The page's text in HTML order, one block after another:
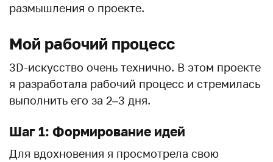
размышления о проекте.
Мой рабочий процесс
3D-искусство очень технично. В этом проекте
я разработала рабочий процесс и стремилась
выполнить его за 2–3 дня.
Шаг 1: Формирование идей
Для вдохновения я просмотрела свою